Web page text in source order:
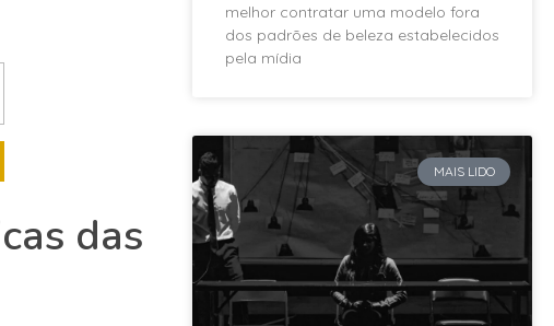
das
melhor contratar uma modelo fora
dos padrões de beleza estabelecidos
pela mídia
MAIS LIDO